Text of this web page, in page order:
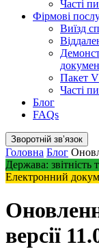
Часті
Фірмові
Виїзд
Пакет
Часті
Блог
FAQs
Зворотній звʼязок
Головна Блог
Держава: звітність
Електронний
версії